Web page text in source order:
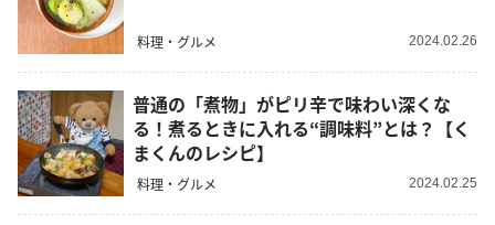
料理・グルメ 2024.02.26
普通の「煮物」がピリ辛で味わい深くな
る！煮るときに入れる“調味料”とは？【く
まくんのレシピ】
料理・グルメ 2024.02.25